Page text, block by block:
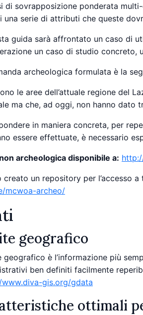
di sovrapposizione ponderata
una serie di attributi che queste
guida sarà affrontato un caso di
un caso di studio
archeologica formulata è la
le aree dell’attuale regione del
ma che, ad oggi, non hanno dato
in maniera concreta, per
essere effettuate, è necessario
archeologica disponibile a:
creato un repository per l’accesso
mcwoa-archeo/
geografico
geografico è l’informazione più
ben definiti facilmente
gis.org/gdata
ottimali